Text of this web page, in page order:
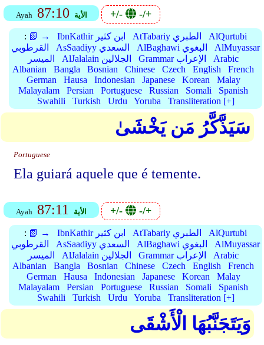
Ayah 87:10 الأية +/- -/+
: 📗 → IbnKathir ابن كثير AtTabariy الطبري
AlQurtubi
القرطوبي
AsSaadiyy السعدي AlBaghawi البغوي
AlMuyassar
الميسر
AlJalalain الجلالين Grammar الإعراب
Arabic
Albanian
Bangla Bosnian Chinese Czech English
French
German
Hausa Indonesian Japanese Korean
Malay
Malayalam
Persian Portuguese Russian Somali
Spanish
Swahili
Turkish Urdu Yoruba Transliteration [+]
سَيَذَّكَّرُ مَن يَخْشَىٰ
Portuguese
Ela guiará aquele que é temente.
Ayah 87:11 الأية +/- -/+
: 📗 → IbnKathir ابن كثير AtTabariy الطبري
AlQurtubi
القرطوبي
AsSaadiyy السعدي AlBaghawi البغوي
AlMuyassar
الميسر
AlJalalain الجلالين Grammar الإعراب
Arabic
Albanian
Bangla Bosnian Chinese Czech English
French
German
Hausa Indonesian Japanese Korean
Malay
Malayalam
Persian Portuguese Russian Somali
Spanish
Swahili
Turkish Urdu Yoruba Transliteration [+]
وَيَتَجَنَّبُهَا الْأَشْقَى